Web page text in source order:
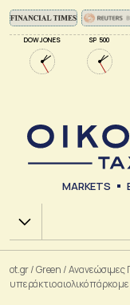
DOW JONES SP 500
MARKETS
Χ.Α.
ot.gr/Green /Ανανεώσιμες
υπεράκτιο αιολικό πάρκο